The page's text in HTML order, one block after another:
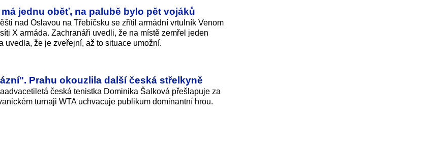
jednu oběť, na palubě bylo pět vojáků
nad Oslavou na Třebíčsku se zřítil armádní vrtulník Venom
X armáda. Zachranáři uvedli, že na místě zemřel jeden
uvedla, že je zveřejní, až to situace umožní.
Prahu okouzlila další česká střelkyně
česká tenistka Dominika Šalková přešlapuje za
turnaji WTA uchvacuje publikum dominantní hrou.